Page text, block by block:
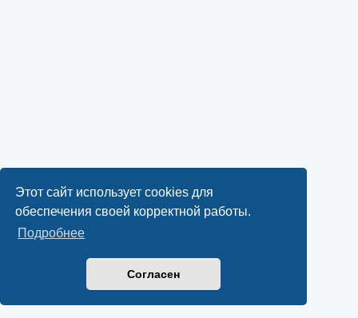
Этот сайт использует cookies для
обеспечения своей корректной работы.
Подробнее
Согласен